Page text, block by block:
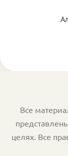
Все
целях. Все